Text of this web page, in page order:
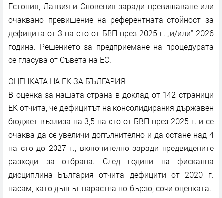
Естония, Латвия и Словения заради превишаване или
очаквано превишение на референтната стойност за
дефицита от 3 на сто от БВП през 2025 г. „и/или“ 2026
година. Решението за предприемане на процедурата
се гласува от Съвета на ЕС.
ОЦЕНКАТА НА ЕК ЗА БЪЛГАРИЯ
В оценка за нашата страна в доклад от 142 страници
ЕК отчита, че дефицитът на консолидирания държавен
бюджет възлиза на 3,5 на сто от БВП през 2025 г. и се
очаква да се увеличи допълнително и да остане над 4
на сто до 2027 г., включително заради предвидените
разходи за отбрана. След години на фискална
дисциплина България отчита дефицити от 2020 г.
насам, като дългът нараства по-бързо, сочи оценката.